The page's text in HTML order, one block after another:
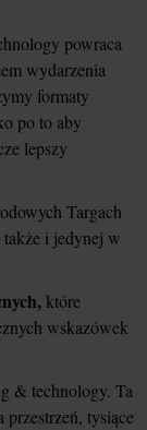
powraca
wydarzenia
formaty
po to aby
lepszy
Targach
i jedynej w
które
wskazówek
& technology. Ta
tysiące